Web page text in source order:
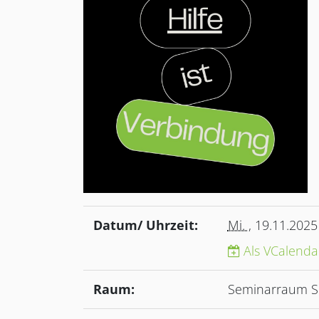
Datum/ Uhrzeit: Mi. ,
Als
Raum: Seminarraum